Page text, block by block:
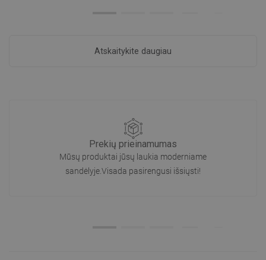
Atskaitykite daugiau
Prekių prieinamumas
Mūsų produktai jūsų laukia moderniame
sandėlyje.Visada pasirengusi išsiųsti!